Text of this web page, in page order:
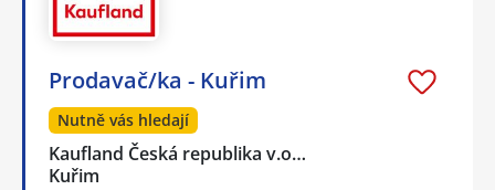
Prodavač/ka - Kuřim
Nutně vás hledají
Kaufland Česká republika v.o…
Kuřim